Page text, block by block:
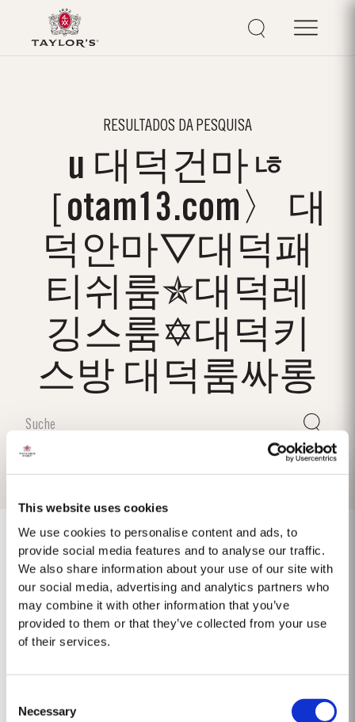
This website uses cookies
We use cookies to personalise content and ads, to
provide social media features and to analyse our traffic.
We also share information about your use of our site with
our social media, advertising and analytics partners who
may combine it with other information that you’ve
provided to them or that they’ve collected from your use
of their services.
Selection
Necessary
RESULTADOS DA PESQUISA
u 대덕건마ㄶ
［otam13.com〉 대
덕안마▽대덕패
티쉬룸✯대덕레
깅스룸✡대덕키
스방 대덕룸싸롱
1975 SINGLE HARVEST
Taylor's ist stolz darauf, den 1975 Single Harvest Port vorzustellen, die
neueste Ergänzung unserer prestigeträchtigen Kollektion von 50 Jahre
alten Single Harvest Ports. Diese limitierte Auflage, die fünf Jahrzehnte